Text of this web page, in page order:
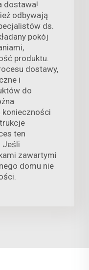
dostawa!
odbywają
ds.
pokój
produktu.
dostawy,
i
do
ten
Jeśli
zawartymi
domu nie